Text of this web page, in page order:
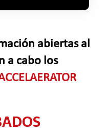
abiertas al
a cabo los